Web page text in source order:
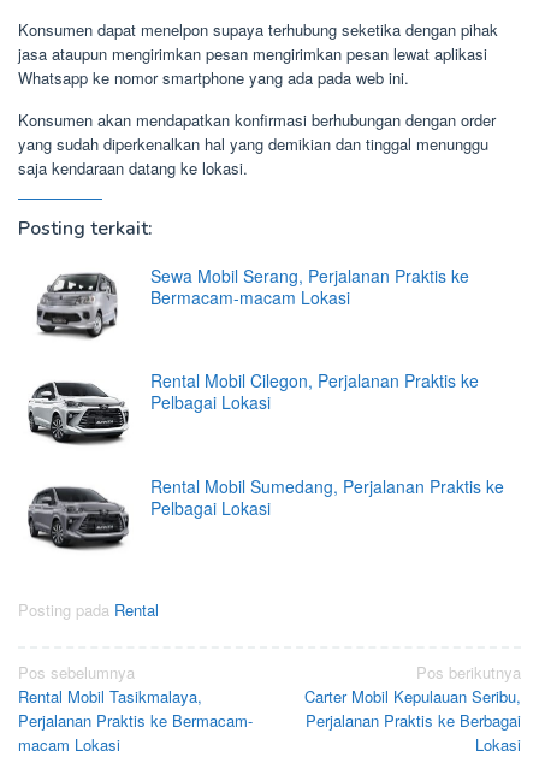
Konsumen dapat menelpon supaya terhubung seketika dengan pihak
jasa ataupun mengirimkan pesan mengirimkan pesan lewat aplikasi
Whatsapp ke nomor smartphone yang ada pada web ini.
Konsumen akan mendapatkan konfirmasi berhubungan dengan order
yang sudah diperkenalkan hal yang demikian dan tinggal menunggu
saja kendaraan datang ke lokasi.
Posting terkait:
Sewa Mobil Serang, Perjalanan Praktis ke
Bermacam-macam Lokasi
Rental Mobil Cilegon, Perjalanan Praktis ke
Pelbagai Lokasi
Rental Mobil Sumedang, Perjalanan Praktis ke
Pelbagai Lokasi
Posting pada Rental
Navigasi
pos
Pos sebelumnya
Rental Mobil Tasikmalaya,
Perjalanan Praktis ke Bermacam-
macam Lokasi
Pos berikutnya
Carter Mobil Kepulauan Seribu,
Perjalanan Praktis ke Berbagai
Lokasi